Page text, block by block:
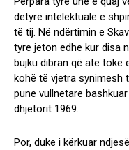
detyrë intelektuale e
të tij. Në ndërtimin e
tyre jeton edhe kur disa
bujku dibran që atë tokë
kohë të vjetra synimesh
pune vullnetare
dhjetorit 1969.
Por, duke i kërkuar